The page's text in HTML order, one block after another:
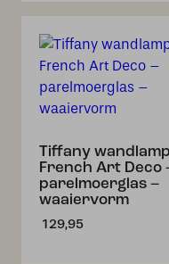
Tiffany wandlamp
French Art Deco
parelmoerglas –
waaiervorm
129,95